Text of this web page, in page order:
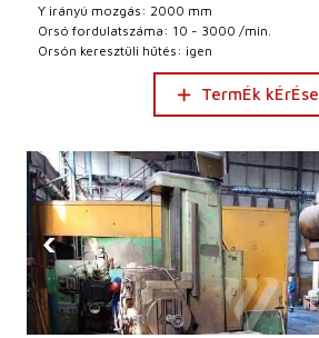
Y irányú mozgás: 2000 mm
Orsó fordulatszáma: 10 - 3000 /min.
Orsón keresztüli hűtés: igen
TermÉk kÉrÉse
‹